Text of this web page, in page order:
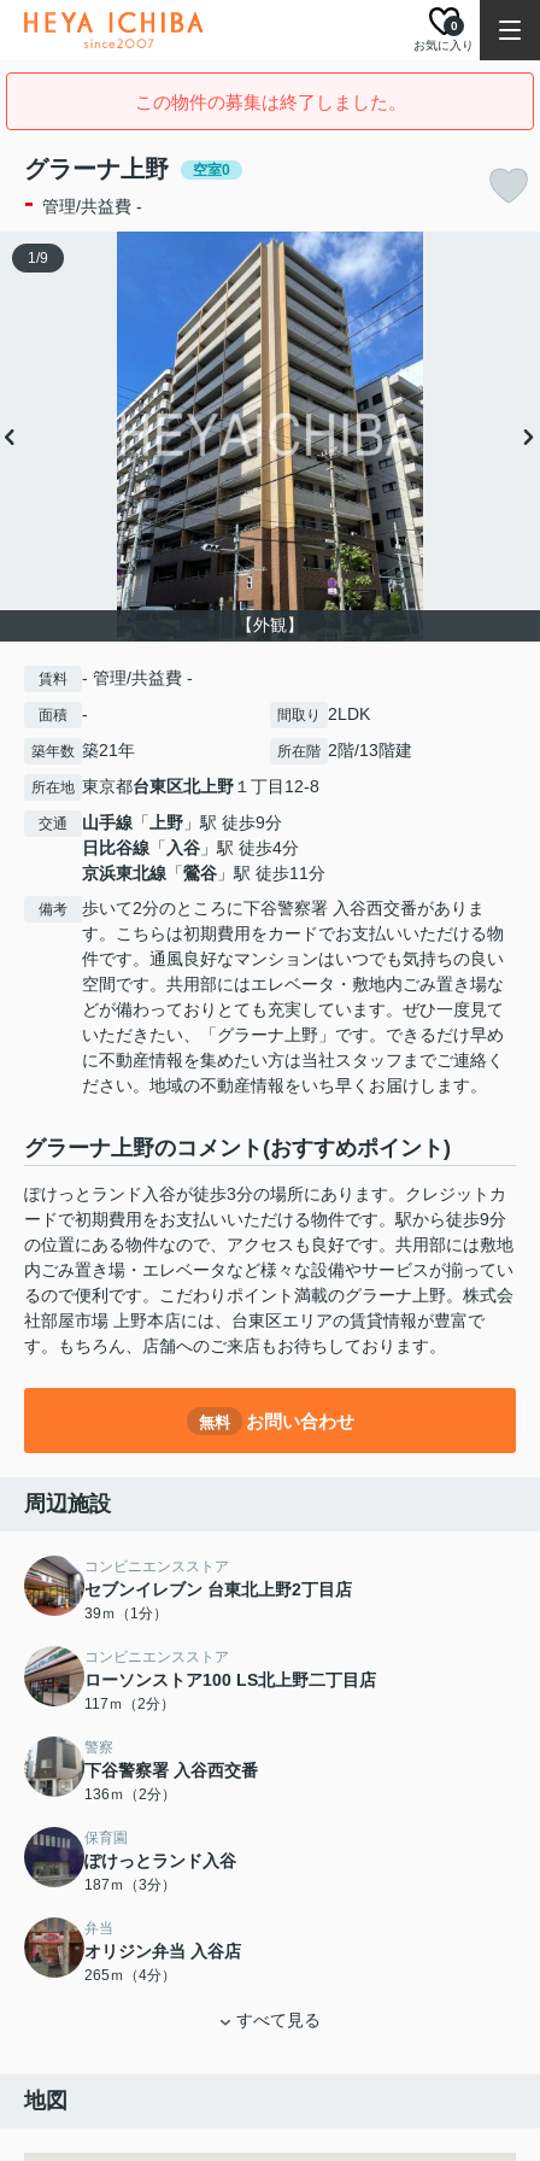
お気に入り
0
この物件の募集は終了しました。
グラーナ上野 空室0
- 管理/共益費 -
【外観】
1/9
賃料 - 管理/共益費 -
面積 - 間取り 2LDK
築年数 築21年 所在階 2階/13階建
所在地 東京都台東区北上野１丁目12-8
交通 山手線 「上野 」駅 徒歩9分
日比谷線 「入谷 」駅 徒歩4分
京浜東北線 「鶯谷 」駅 徒歩11分
備考
歩いて2分のところに下谷警察署 入谷西交番がありま
す。こちらは初期費用をカードでお支払いいただける物
件です。通風良好なマンションはいつでも気持ちの良い
空間です。共用部にはエレベータ・敷地内ごみ置き場な
どが備わっておりとても充実しています。ぜひ一度見て
いただきたい、「グラーナ上野」です。できるだけ早め
に不動産情報を集めたい方は当社スタッフまでご連絡く
ださい。地域の不動産情報をいち早くお届けします。
グラーナ上野のコメント(おすすめポイント)
ぽけっとランド入谷が徒歩3分の場所にあります。クレジットカ
ードで初期費用をお支払いいただける物件です。駅から徒歩9分
の位置にある物件なので、アクセスも良好です。共用部には敷地
内ごみ置き場・エレベータなど様々な設備やサービスが揃ってい
るので便利です。こだわりポイント満載のグラーナ上野。株式会
社部屋市場 上野本店には、台東区エリアの賃貸情報が豊富で
す。もちろん、店舗へのご来店もお待ちしております。
無料 お問い合わせ
周辺施設
コンビニエンスストア
セブンイレブン 台東北上野2丁目店
39ｍ（1分）
コンビニエンスストア
ローソンストア100 LS北上野二丁目店
117ｍ（2分）
警察
下谷警察署 入谷西交番
136ｍ（2分）
保育園
ぽけっとランド入谷
187ｍ（3分）
弁当
オリジン弁当 入谷店
265ｍ（4分）
すべて見る
地図